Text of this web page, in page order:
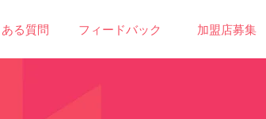
る質問 フィードバック 加盟店募集